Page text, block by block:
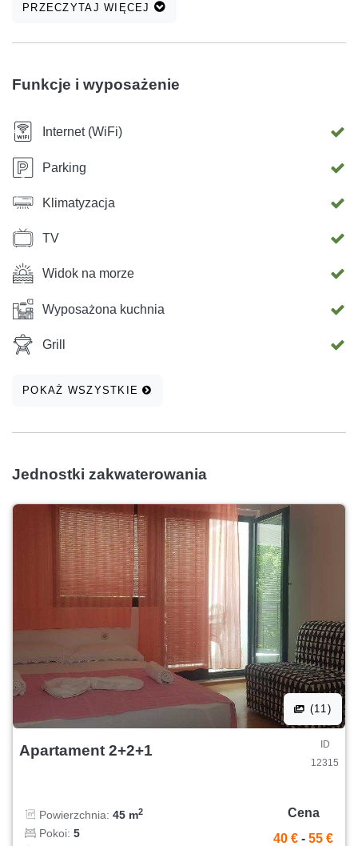
PRZECZYTAJ WIĘCEJ
Funkcje i wyposażenie
Internet (WiFi)
Parking
Klimatyzacja
TV
Widok na morze
Wyposażona kuchnia
Grill
POKAŻ WSZYSTKIE
Jednostki zakwaterowania
(11)
Apartament 2+2+1
ID
12315
Powierzchnia: 45 m2
Pokoi: 5
Cena
40 € - 55 €